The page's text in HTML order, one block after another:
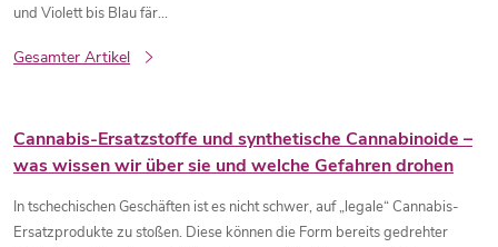
und Violett bis Blau fär...
Gesamter Artikel
Cannabis-Ersatzstoffe und synthetische Cannabinoide –
was wissen wir über sie und welche Gefahren drohen
In tschechischen Geschäften ist es nicht schwer, auf „legale“ Cannabis-
Ersatzprodukte zu stoßen. Diese können die Form bereits gedrehter